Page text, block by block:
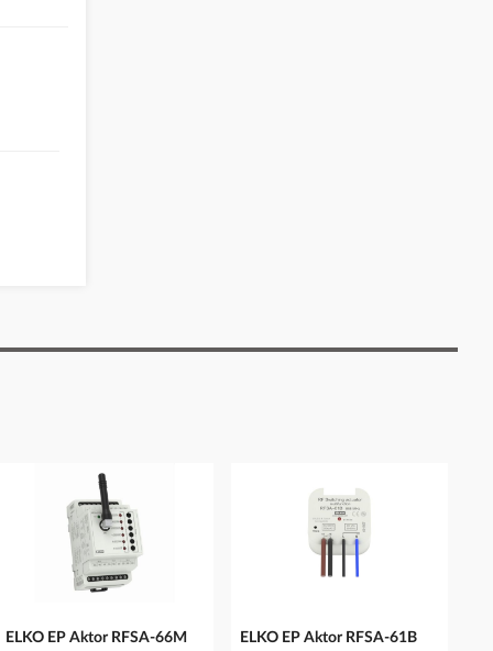
ELKO EP Aktor RFSA-66M
ELKO EP Aktor RFSA-61B